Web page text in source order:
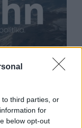
third parties, or
for
below opt-out